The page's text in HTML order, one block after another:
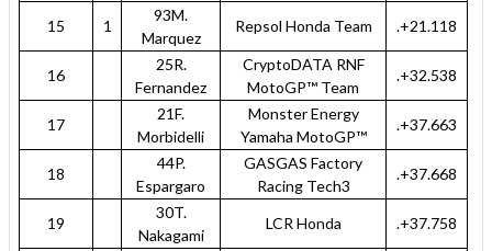
15 1
93M.
Marquez
Repsol Honda Team .+21.118
16
25R.
Fernandez
CryptoDATA RNF
MotoGP™ Team
.+32.538
17
21F.
Morbidelli
Monster Energy
Yamaha MotoGP™
.+37.663
18
44P.
Espargaro
GASGAS Factory
Racing Tech3
.+37.668
19
30T.
Nakagami
LCR Honda .+37.758